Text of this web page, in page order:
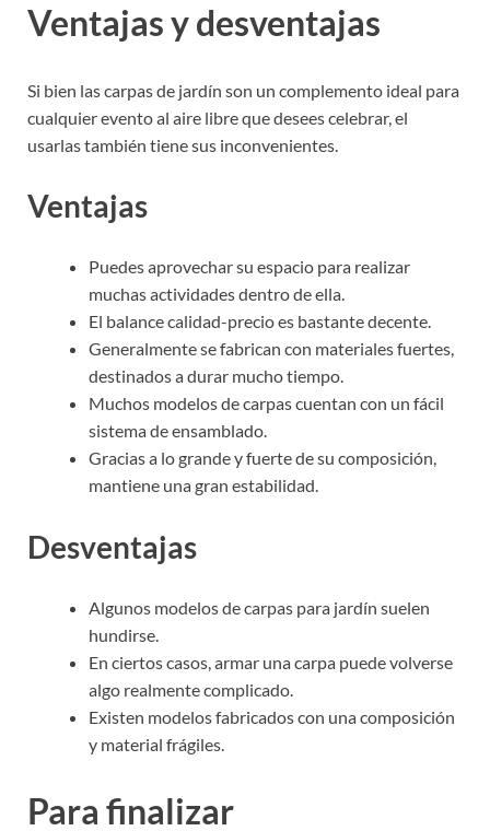
Ventajas y desventajas
Si bien las carpas de jardín son un complemento ideal para
cualquier evento al aire libre que desees celebrar, el
usarlas también tiene sus inconvenientes.
Ventajas
Puedes aprovechar su espacio para realizar
muchas actividades dentro de ella.
El balance calidad-precio es bastante decente.
Generalmente se fabrican con materiales fuertes,
destinados a durar mucho tiempo.
Muchos modelos de carpas cuentan con un fácil
sistema de ensamblado.
Gracias a lo grande y fuerte de su composición,
mantiene una gran estabilidad.
Desventajas
Algunos modelos de carpas para jardín suelen
hundirse.
En ciertos casos, armar una carpa puede volverse
algo realmente complicado.
Existen modelos fabricados con una composición
y material frágiles.
Para finalizar